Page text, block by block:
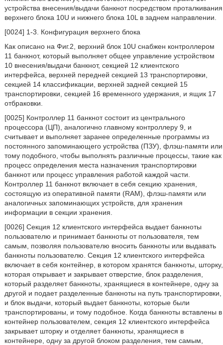
устройства внесения/выдачи банкнот посредством проталкивания
верхнего блока 10U и нижнего блока 10L в заднем направлении.
[0024] 1-3. Конфигурация верхнего блока
Как описано на Фиг.2, верхний блок 10U снабжен контроллером
11 банкнот, который выполняет общее управление устройством
10 внесения/выдачи банкнот, секцией 12 клиентского
интерфейса, верхней передней секцией 13 транспортировки,
секцией 14 классификации, верхней задней секцией 15
транспортировки, секцией 16 временного удержания, и ящик 17
отбраковки.
[0025] Контроллер 11 банкнот состоит из центрального
процессора (ЦП), аналогично главному контроллеру 9, и
считывает и выполняет заранее определенные программы из
постоянного запоминающего устройства (ПЗУ), флэш-памяти или
тому подобного, чтобы выполнять различные процессы, такие как
процесс определения места назначения транспортировки
банкнот или процесс управления работой каждой части.
Контроллер 11 банкнот включает в себя секцию хранения,
состоящую из оперативной памяти (RAM), флэш-памяти или
аналогичных запоминающих устройств, для хранения
информации в секции хранения.
[0026] Секция 12 клиентского интерфейса выдает банкноты
пользователю и принимает банкноты от пользователя, тем
самым, позволяя пользователю вносить банкноты или выдавать
банкноты пользователю. Секция 12 клиентского интерфейса
включает в себя контейнер, в котором хранятся банкноты, шторку,
которая открывает и закрывает отверстие, блок разделения,
который разделяет банкноты, хранящиеся в контейнере, одну за
другой и подает разделенные банкноты на путь транспортировки,
и блок выдачи, который выдает банкноты, которые были
транспортированы, и тому подобное. Когда банкноты вставлены в
контейнер пользователем, секция 12 клиентского интерфейса
закрывает шторку и отделяет банкноты, хранящиеся в
контейнере, одну за другой блоком разделения, тем самым,